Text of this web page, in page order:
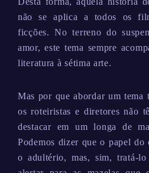
não se aplica a todos os
ficções. No terreno do
amor, este tema sempre
literatura à sétima arte.
Mas por que abordar um tema
os roteiristas e diretores não
destacar em um longa de
Podemos dizer que o papel
o adultério, mas, sim, tratá-